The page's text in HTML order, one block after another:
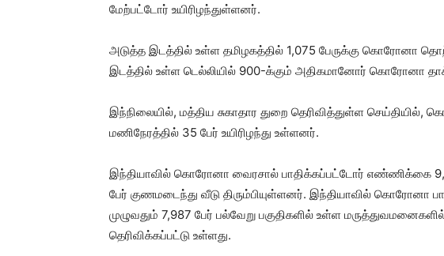
மேற்பட்டோர் உயிரிழந்துள்ளனர்.
அடுத்த இடத்தில் உள்ள தமிழகத்தில் 1,075 பேருக்கு கொரோனா
இடத்தில் உள்ள டெல்லியில் 900-க்கும் அதிகமானோர் கொரோனா
இந்நிலையில், மத்திய சுகாதார துறை தெரிவித்துள்ள செய்தியில்,
மணிநேரத்தில் 35 பேர் உயிரிழந்து உள்ளனர்.
இந்தியாவில் கொரோனா வைரசால் பாதிக்கப்பட்டோர் எண்ணிக்கை
பேர் குணமடைந்து வீடு திரும்பியுள்ளனர். இந்தியாவில் கொரோனா
முழுவதும் 7,987 பேர் பல்வேறு பகுதிகளில் உள்ள
தெரிவிக்கப்பட்டு உள்ளது.